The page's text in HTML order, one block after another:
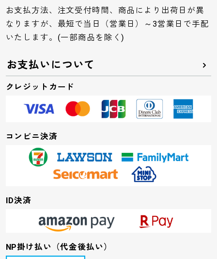
お支払方法、注文受付時間、商品により出荷日が異
なりますが、最短で当日（営業日）～3営業日で手配
いたします。(一部商品を除く)
お支払いについて
クレジットカード
コンビニ決済
ID決済
NP掛け払い（代金後払い）